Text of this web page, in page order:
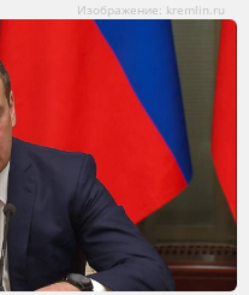
Изображение: kremlin.ru